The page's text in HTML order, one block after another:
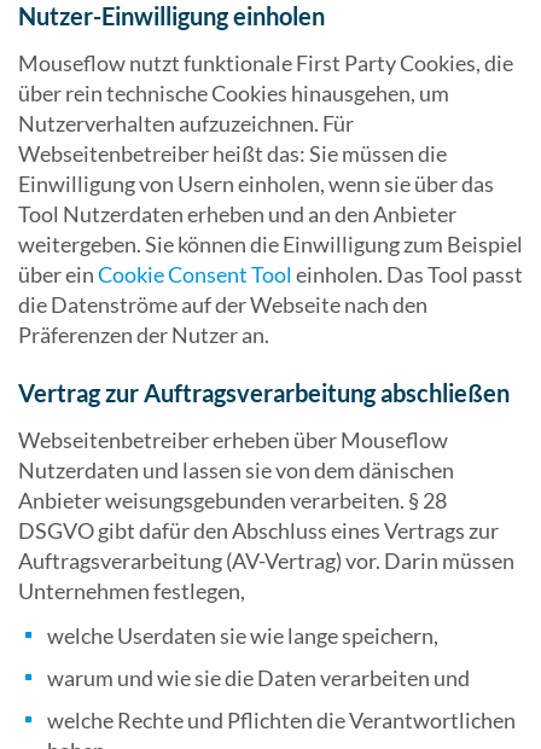
Nutzer-Einwilligung einholen
Mouseflow nutzt funktionale First Party Cookies, die
über rein technische Cookies hinausgehen, um
Nutzerverhalten aufzuzeichnen. Für
Webseitenbetreiber heißt das: Sie müssen die
Einwilligung von Usern einholen, wenn sie über das
Tool Nutzerdaten erheben und an den Anbieter
weitergeben. Sie können die Einwilligung zum Beispiel
über einCookie Consent Tooleinholen. Das Tool passt
die Datenströme auf der Webseite nach den
Präferenzen der Nutzer an.
Vertrag zur Auftragsverarbeitung abschließen
Webseitenbetreiber erheben über Mouseflow
Nutzerdaten und lassen sie von dem dänischen
Anbieter weisungsgebunden verarbeiten. § 28
DSGVO gibt dafür den Abschluss eines Vertrags zur
Auftragsverarbeitung (AV-Vertrag) vor. Darin müssen
Unternehmen festlegen,
welche Userdaten sie wie lange speichern,
warum und wie sie die Daten verarbeiten und
welche Rechte und Pflichten die Verantwortlichen